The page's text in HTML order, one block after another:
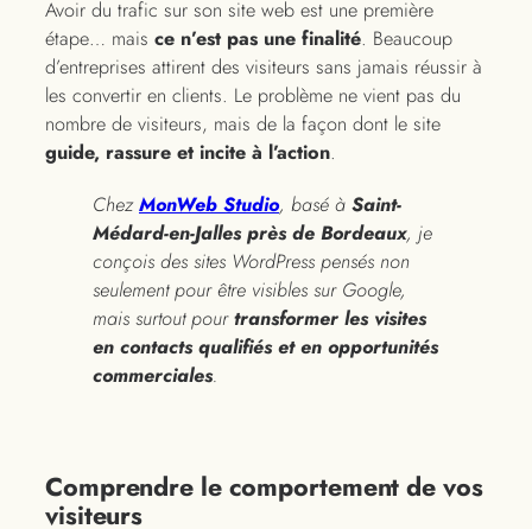
Avoir du trafic sur son site web est une première
étape… mais ce n’est pas une finalité. Beaucoup
d’entreprises attirent des visiteurs sans jamais réussir à
les convertir en clients. Le problème ne vient pas du
nombre de visiteurs, mais de la façon dont le site
guide, rassure et incite à l’action.
ChezMonWeb Studio, basé à Saint-
Médard-en-Jalles près de Bordeaux, je
conçois des sites WordPress pensés non
seulement pour être visibles sur Google,
mais surtout pourtransformer les visites
en contacts qualifiés et en opportunités
commerciales.
Comprendre le comportement de vos
visiteurs